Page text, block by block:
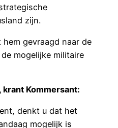
zijn.
gevraagd naar de
mogelijke militaire
krant Kommersant:
denkt u dat het
mogelijk is